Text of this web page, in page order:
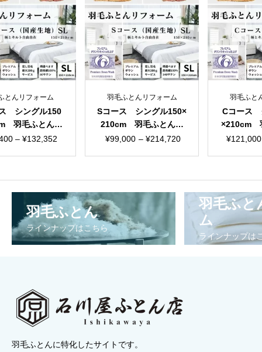
リフォーム
ングル150
毛ふとんリ
国産生地
– ¥132,352
価
¥59,400
¥132,352
羽毛ふとんリフォーム
Sコース シングル150×
210cm 羽毛ふとんリ
フォーム 国産生地
99,000 – ¥214,720
価
¥99,000
¥214,720
羽毛ふとん
Cコース ク
×210cm 羽
フォーム
121,000 –
価
–
羽毛ふとん
ラインナップはこちら
羽毛ふと
ム
ラインナップは
羽毛ふとんに特化したサイトです。